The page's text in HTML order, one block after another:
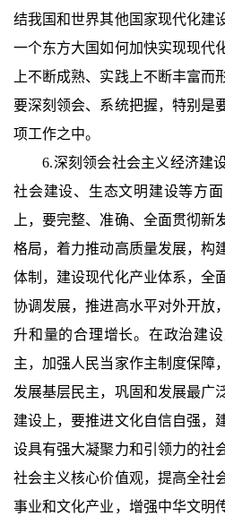
结我国和世界其他国家现代化建
一个东方大国如何加快实现现代
上不断成熟、实践上不断丰富而
要深刻领会、系统把握，特别是
项工作之中。
6.深刻领会社会主义经济建设
社会建设、生态文明建设等方
上，要完整、准确、全面贯彻新
格局，着力推动高质量发展，构
体制，建设现代化产业体系，全
协调发展，推进高水平对外开放
升和量的合理增长。在政治建
主，加强人民当家作主制度保障
发展基层民主，巩固和发展最广
建设上，要推进文化自信自强，
设具有强大凝聚力和引领力的社
社会主义核心价值观，提高全社
事业和文化产业，增强中华文明